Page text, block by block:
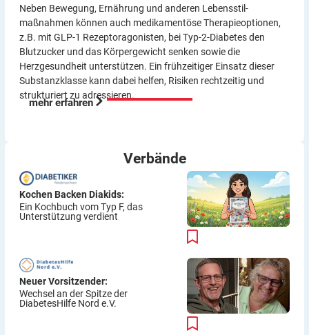
Neben Bewegung, Ernährung und anderen Lebensstil­
maßnahmen können auch medikamentöse Therapie­optionen,
z.B. mit GLP-1 Rezeptor­agonisten, bei Typ-2-Diabetes den
Blutzucker und das Körper­gewicht senken sowie die
Herzgesundheit unterstützen. Ein frühzeitiger Einsatz dieser
Substanzklasse kann dabei helfen, Risiken rechtzeitig und
strukturiert zu adressieren.
mehr erfahren
Verbände
Kochen Backen Diakids:
Ein Kochbuch vom Typ F, das
Unterstützung verdient
Neuer Vorsitzender:
Wechsel an der Spitze der
DiabetesHilfe Nord e.V.